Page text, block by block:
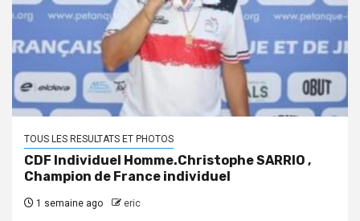
TOUS LES RESULTATS ET PHOTOS
CDF Individuel Homme.Christophe SARRIO ,
Champion de France individuel
1 semaine ago eric